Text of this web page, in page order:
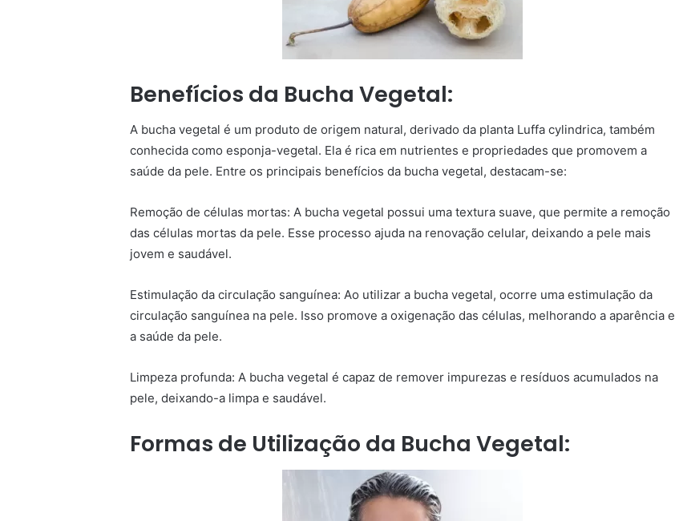
Benefícios da Bucha Vegetal:
A bucha vegetal é um produto de origem natural, derivado da planta Luffa cylindrica, também
conhecida como esponja-vegetal. Ela é rica em nutrientes e propriedades que promovem a
saúde da pele. Entre os principais benefícios da bucha vegetal, destacam-se:
Remoção de células mortas: A bucha vegetal possui uma textura suave, que permite a remoção
das células mortas da pele. Esse processo ajuda na renovação celular, deixando a pele mais
jovem e saudável.
Estimulação da circulação sanguínea: Ao utilizar a bucha vegetal, ocorre uma estimulação da
circulação sanguínea na pele. Isso promove a oxigenação das células, melhorando a aparência e
a saúde da pele.
Limpeza profunda: A bucha vegetal é capaz de remover impurezas e resíduos acumulados na
pele, deixando-a limpa e saudável.
Formas de Utilização da Bucha Vegetal: